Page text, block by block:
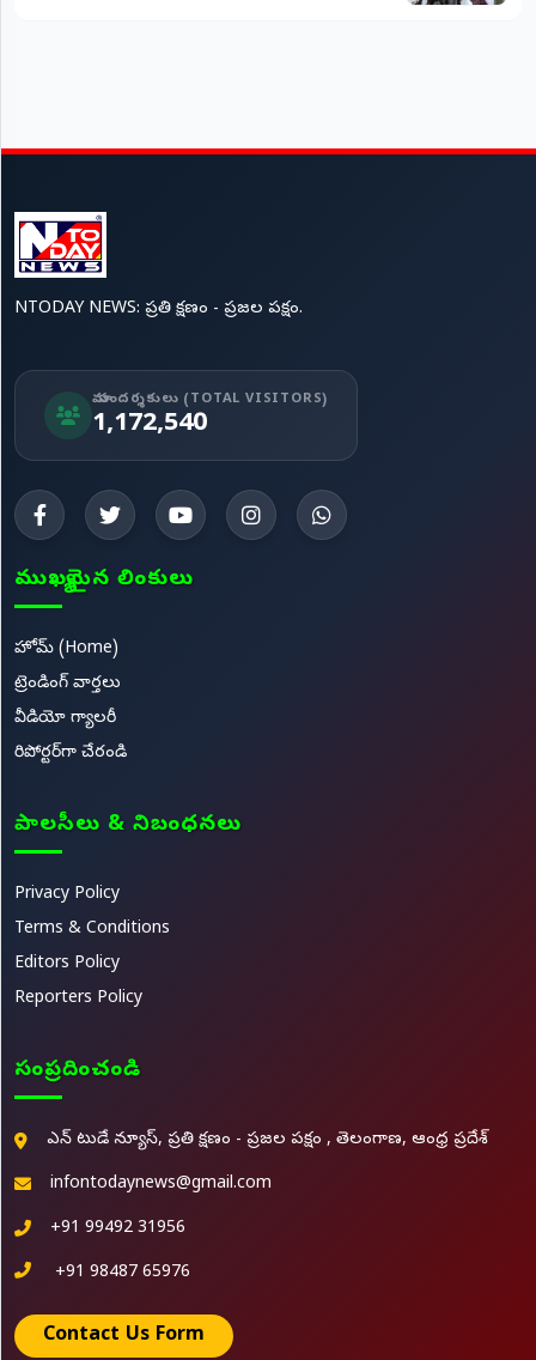
NTODAY NEWS: ప్రతి క్షణం - ప్రజల పక్షం.
మా సందర్శకులు (TOTAL VISITORS)
1,172,540
ముఖ్యమైన లింకులు
హోమ్ (Home)
ట్రెండింగ్ వార్తలు
వీడియో గ్యాలరీ
రిపోర్టర్‌గా చేరండి
పాలసీలు & నిబంధనలు
Privacy Policy
Terms & Conditions
Editors Policy
Reporters Policy
సంప్రదించండి
ఎన్ టుడే న్యూస్, ప్రతి క్షణం - ప్రజల పక్షం , తెలంగాణ, ఆంధ్ర ప్రదేశ్
infontodaynews@gmail.com
+91 99492 31956
+91 98487 65976
Contact Us Form